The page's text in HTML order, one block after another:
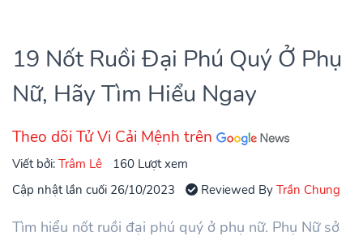
19 Nốt Ruồi Đại Phú Quý Ở Phụ
Nữ, Hãy Tìm Hiểu Ngay
Theo dõi Tử Vi Cải Mệnh trên
Viết bởi:Trâm Lê
160 Lượt xem
Cập nhật lần cuối 26/10/2023
Reviewed ByTrần Chung
Tìm hiểu nốt ruồi đại phú quý ở phụ nữ. Phụ Nữ sở